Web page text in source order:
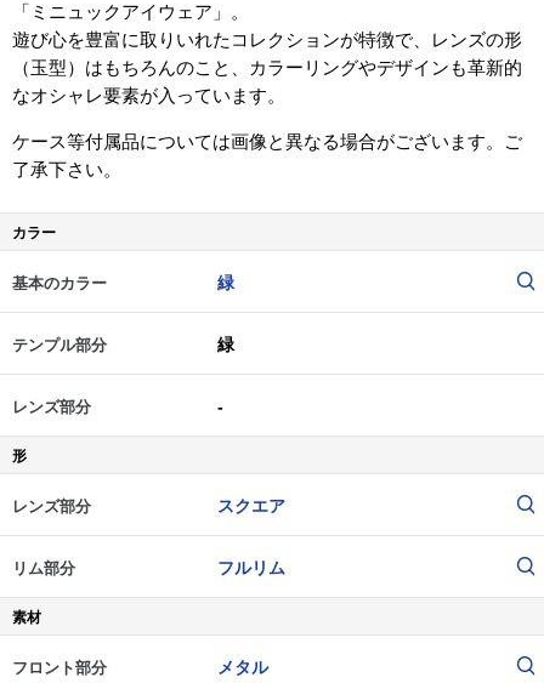
「ミニュックアイウェア」。
遊び心を豊富に取りいれたコレクションが特徴で、レンズの形
（玉型）はもちろんのこと、カラーリングやデザインも革新的
なオシャレ要素が入っています。
ケース等付属品については画像と異なる場合がございます。ご
了承下さい。
カラー
基本のカラー 緑
テンプル部分 緑
レンズ部分 -
形
レンズ部分 スクエア
リム部分 フルリム
素材
フロント部分 メタル